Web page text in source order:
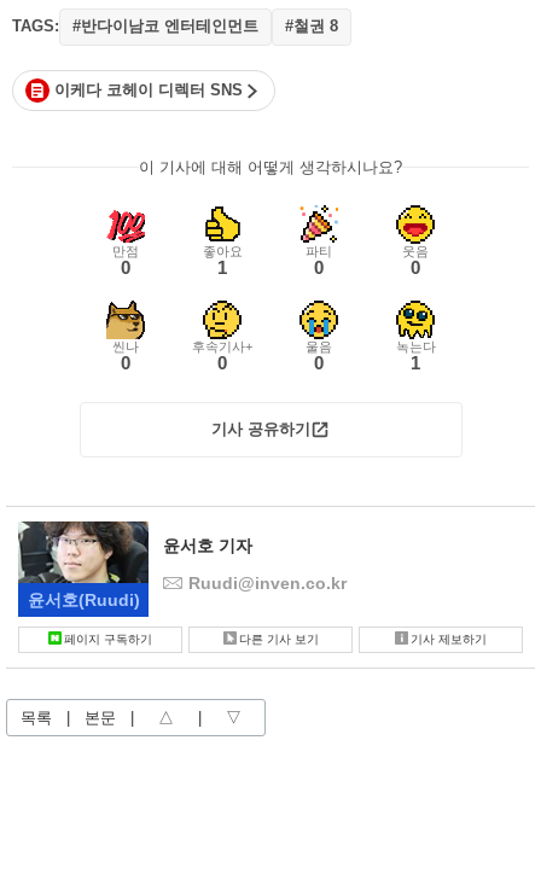
TAGS: #반다이남코 엔터테인먼트 #철권 8
이케다 코헤이 디렉터 SNS
이 기사에 대해 어떻게 생각하시나요?
만점
0
좋아요
1
파티
0
웃음
0
씬나
0
후속기사+
0
울음
0
녹는다
1
기사 공유하기
윤서호(Ruudi)
윤서호 기자
Ruudi@inven.co.kr
페이지 구독하기 다른 기사 보기 기사 제보하기
목록 | 본문 | △ | ▽